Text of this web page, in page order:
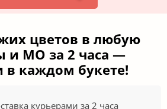
цветов в любую
и МО за 2 часа —
каждом букете!
курьерами за 2 часа